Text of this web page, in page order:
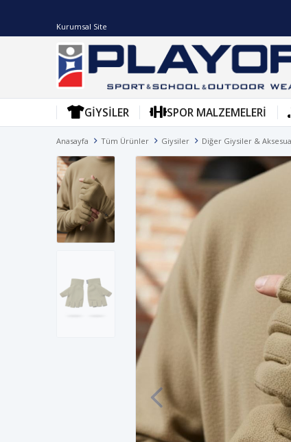
Kurumsal Site
GIYSILER SPOR MALZEMELERI
Anasayfa Tüm Ürünler Giysiler Diğer Giysiler &